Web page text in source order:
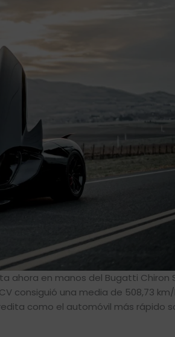
ahora en manos del Bugatti Chiron
consiguió una media de 508,73
como el automóvil más rápido